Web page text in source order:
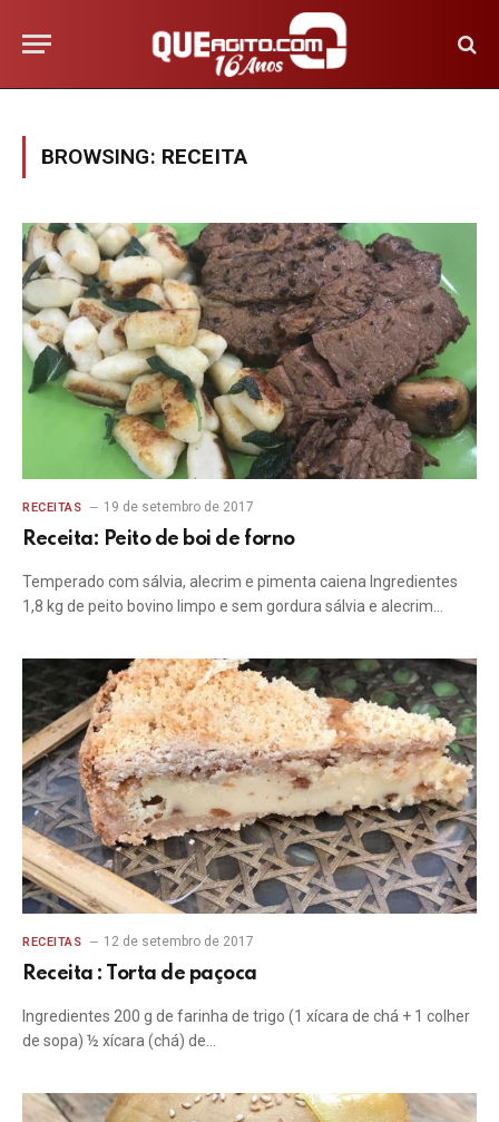
BROWSING: RECEITA
RECEITAS 19 de setembro de 2017
Receita: Peito de boi de forno
Temperado com sálvia, alecrim e pimenta caiena Ingredientes
1,8 kg de peito bovino limpo e sem gordura sálvia e alecrim…
RECEITAS 12 de setembro de 2017
Receita : Torta de paçoca
Ingredientes 200 g de farinha de trigo (1 xícara de chá + 1 colher
de sopa) ½ xícara (chá) de…